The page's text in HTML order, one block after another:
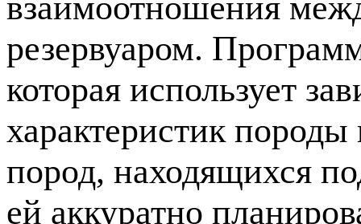
резервуаром.
которая использует
характеристик
пород, находящихся
ей аккуратно